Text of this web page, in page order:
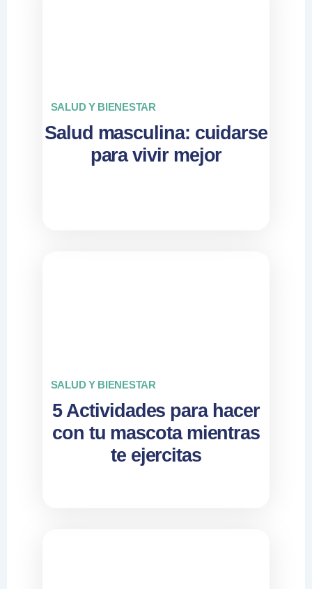
SALUD Y BIENESTAR
Salud masculina: cuidarse
para vivir mejor
SALUD Y BIENESTAR
5 Actividades para hacer
con tu mascota mientras
te ejercitas